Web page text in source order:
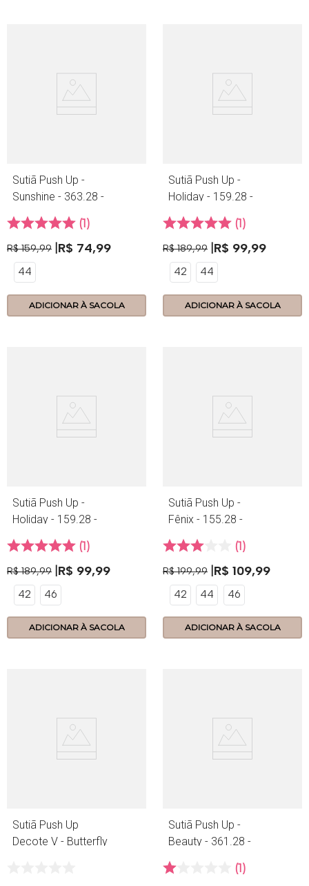
Sutiã Push Up -
Sunshine - 363.28 -
Carmim
1
R$ 159,99 R$ 74,99
44
ADICIONAR À SACOLA
Sutiã Push Up -
Holiday - 159.28 -
Scandal
1
R$ 189,99 R$ 99,99
42 44
ADICIONAR À SACOLA
Sutiã Push Up -
Holiday - 159.28 -
1
R$ 189,99 R$ 99,99
42 46
ADICIONAR À SACOLA
Sutiã Push Up -
Fênix - 155.28 -
1
R$ 199,99 R$ 109,99
42 44 46
ADICIONAR À SACOLA
Sutiã Push Up
Decote V - Butterfly
Sutiã Push Up -
Beauty - 361.28 -
Marzipan
1